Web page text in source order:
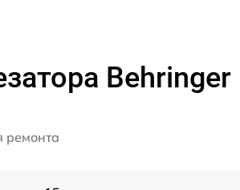
Behringer
ремонта